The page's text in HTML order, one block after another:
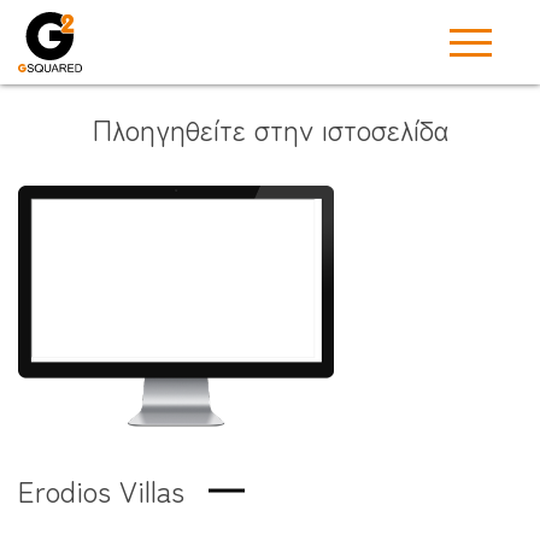
Πλοηγηθείτε στην ιστοσελίδα
Erodios Villas